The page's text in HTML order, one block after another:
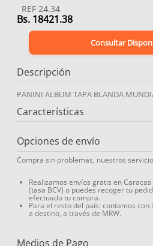
REF 24.34
Bs. 18421.38
Consultar
Descripción
PANINI ALBUM TAPA BLANDA
Características
Opciones de envío
Compra sin problemas, nuestros
Realizamos envíos gratis en
(tasa BCV) o puedes recoger tu
efectuado tu compra.
Para el resto del país: contamos
a destino, a través de MRW.
Medios de Pago
7.
champu
protector solar
miovit
10. medias compresión